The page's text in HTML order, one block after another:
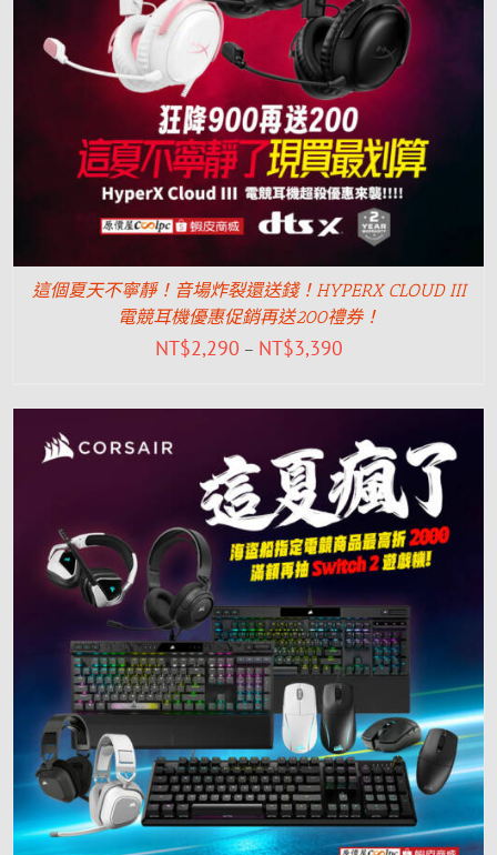
這個夏天不寧靜！音場炸裂還送錢！HYPERX CLOUD III
電競耳機優惠促銷再送200禮券！
NT$2,290 – NT$3,390